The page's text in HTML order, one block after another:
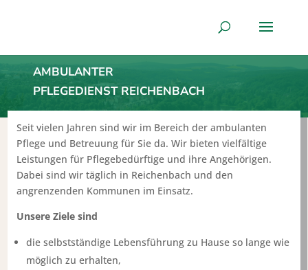
AMBULANTER
PFLEGEDIENST REICHENBACH
Seit vielen Jahren sind wir im Bereich der ambulanten
Pflege und Betreuung für Sie da. Wir bieten vielfältige
Leistungen für Pflegebedürftige und ihre Angehörigen.
Dabei sind wir täglich in Reichenbach und den
angrenzenden Kommunen im Einsatz.
Unsere Ziele sind
die selbstständige Lebensführung zu Hause so lange wie
möglich zu erhalten,